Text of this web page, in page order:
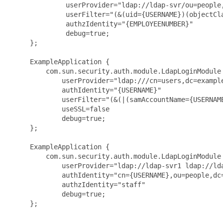
userProvider="ldap://ldap-svr/
              authzIdentity="{EMPLOYEENUMBER}"
              debug=true;
     };
     ExampleApplication {
com.sun.security.auth.module.LdapLoginModule
userProvider="ldap:///
             authIdentity="{USERNAME}"
             useSSL=false
             debug=true;
     };
     ExampleApplication {
com.sun.security.auth.module.LdapLoginModule
userProvider="ldap://ldap-svr1 ldap://
             authzIdentity="staff"
             debug=true;
     };